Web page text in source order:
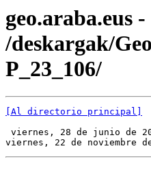
geo.araba.eus -
/deskargak/
P_23_106/
[Al directorio principal]
viernes, 28 de junio de
viernes, 22 de